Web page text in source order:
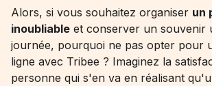
Alors, si vous souhaitez organiser un
inoubliable et conserver un souvenir
journée, pourquoi ne pas opter pour
ligne avec Tribee ? Imaginez la
personne qui s'en va en réalisant